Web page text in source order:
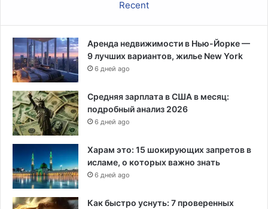
е
т
с
о
к
р
а
т
и
з
а
г
р
Recent
Аренда недвижимости в Нью-Йорке —
9 лучших вариантов, жилье New York
6 дней ago
Средняя зарплата в США в месяц:
подробный анализ 2026
6 дней ago
Харам это: 15 шокирующих запретов в
исламе, о которых важно знать
6 дней ago
Как быстро уснуть: 7 проверенных